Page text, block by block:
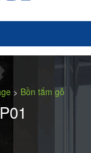
> Bồn tắm gỗ